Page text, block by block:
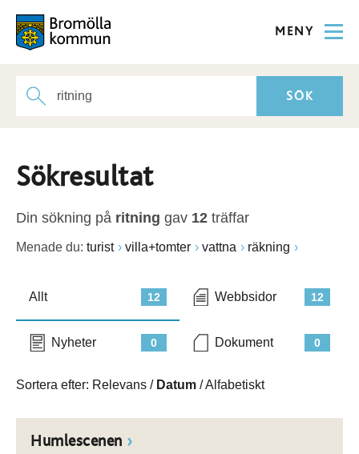
MENY
Sökresultat
Din sökning på ritning gav 12 träffar
Menade du: turist villa+tomter vattna räkning
12
Allt 12
Webbsidor
0
Nyheter 0
Dokument
Sortera efter: Relevans / Datum /Alfabetiskt
Humlescenen